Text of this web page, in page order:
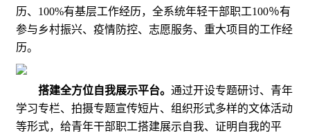
历、100%有基层工作经历，全系统年轻干部职工100％有
参与乡村振兴、疫情防控、志愿服务、重大项目的工作经
历。
搭建全方位自我展示平台。 通过开设专题研讨、青年
学习专栏、拍摄专题宣传短片、组织形式多样的文体活动
等形式，给青年干部职工搭建展示自我、证明自我的平